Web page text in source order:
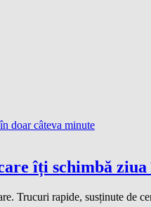
îți schimbă
Trucuri rapide, susținute de